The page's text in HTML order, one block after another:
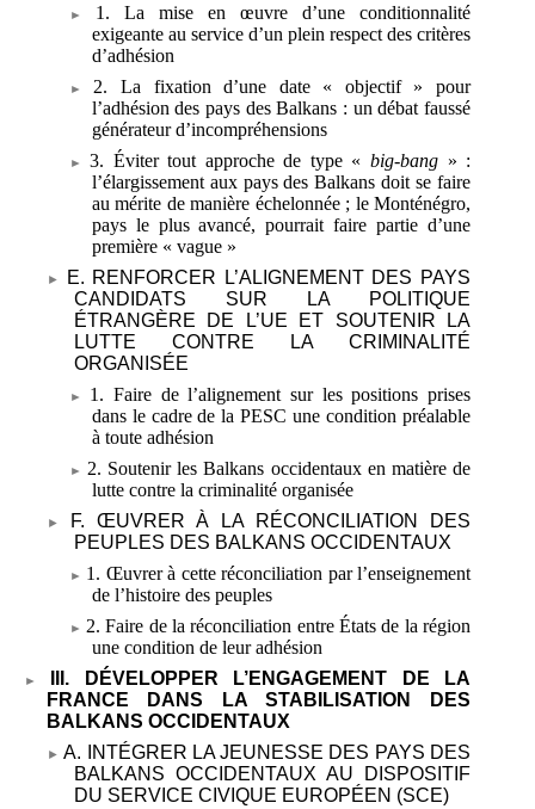
1. La mise en œuvre d’une conditionnalité
exigeante au service d’un plein respect des critères
d’adhésion
2. La fixation d’une date «
objectif
» pour
l’adhésion des pays des Balkans : un débat faussé
générateur d’incompréhensions
3. Éviter tout approche de type « big-bang » :
l’élargissement aux pays des Balkans doit se faire
au mérite de manière échelonnée ; le Monténégro,
pays le plus avancé, pourrait faire partie d’une
première « vague »
E. RENFORCER L’ALIGNEMENT DES PAYS
CANDIDATS SUR LA POLITIQUE
ÉTRANGÈRE DE L’UE ET SOUTENIR LA
LUTTE CONTRE LA CRIMINALITÉ
ORGANISÉE
1. Faire de l’alignement sur les positions prises
dans le cadre de la PESC une condition préalable
à toute adhésion
2. Soutenir les Balkans occidentaux en matière de
lutte contre la criminalité organisée
F. ŒUVRER À LA RÉCONCILIATION DES
PEUPLES DES BALKANS OCCIDENTAUX
1. Œuvrer à cette réconciliation par l’enseignement
de l’histoire des peuples
2. Faire de la réconciliation entre États de la région
une condition de leur adhésion
III. DÉVELOPPER L’ENGAGEMENT DE LA
FRANCE DANS LA STABILISATION DES
BALKANS OCCIDENTAUX
A. INTÉGRER LA JEUNESSE DES PAYS DES
BALKANS OCCIDENTAUX AU DISPOSITIF
DU SERVICE CIVIQUE EUROPÉEN (SCE)